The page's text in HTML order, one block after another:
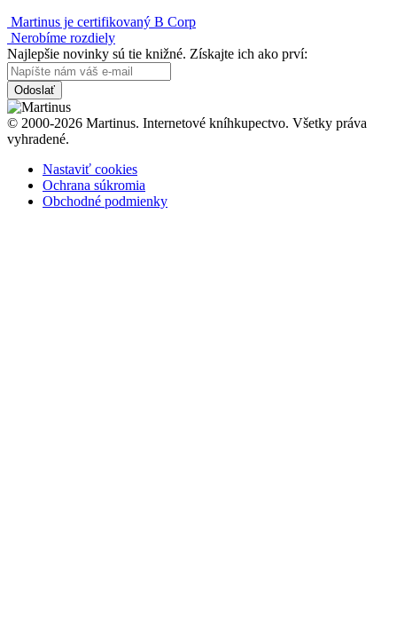
Martinus je certifikovaný B Corp
Nerobíme rozdiely
Najlepšie novinky sú tie knižné. Získajte ich ako prví:
Odoslať
© 2000-2026 Martinus. Internetové kníhkupectvo. Všetky práva
vyhradené.
Nastaviť cookies
Ochrana súkromia
Obchodné podmienky